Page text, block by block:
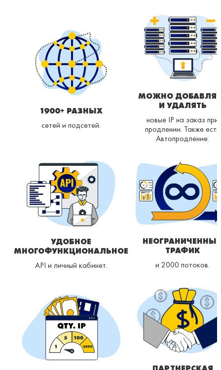
1900+ РАЗНЫХ
сетей и подсетей.
МОЖНО
И УДАЛЯТЬ
новые IP на заказ при
продлении. Также есть
Автопродление.
УДОБНОЕ
МНОГОФУНКЦИОНАЛЬНОЕ
API и личный кабинет.
ТРАФИК
и 2000 потоков.